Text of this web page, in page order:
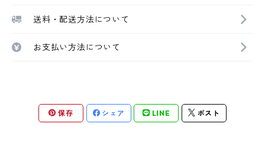
送料・配送方法について
お支払い方法について
保存 シェア LINE ポスト